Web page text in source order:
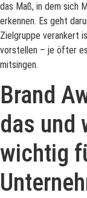
das Maß, in dem sich
erkennen. Es geht
Zielgruppe verankert
vorstellen – je öfter
mitsingen.
Brand
das und
wichtig